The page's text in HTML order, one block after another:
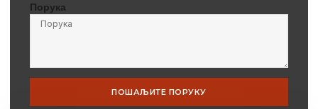
Порука
ПОШАЉИТЕ ПОРУКУ